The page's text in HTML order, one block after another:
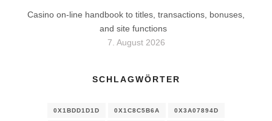
Casino on-line handbook to titles, transactions, bonuses,
and site functions
7. August 2026
SCHLAGWÖRTER
0X1BDD1D1D 0X1C8C5B6A 0X3A07894D